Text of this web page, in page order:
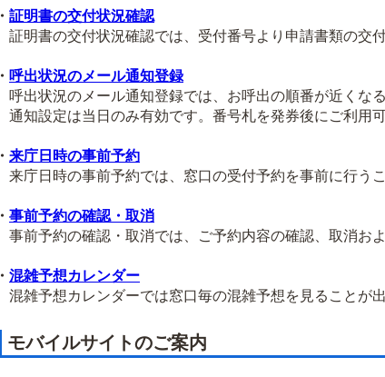
・ 証明書の交付状況確認
証明書の交付状況確認では、受付番号より申請書類の交
・ 呼出状況のメール通知登録
呼出状況のメール通知登録では、お呼出の順番が近くな
通知設定は当日のみ有効です。番号札を発券後にご利用可
・ 来庁日時の事前予約
来庁日時の事前予約では、窓口の受付予約を事前に行う
・ 事前予約の確認・取消
事前予約の確認・取消では、ご予約内容の確認、取消お
・ 混雑予想カレンダー
混雑予想カレンダーでは窓口毎の混雑予想を見ることが出
モバイルサイトのご案内